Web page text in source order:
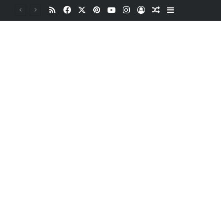
RSSFacebookPinterestYouTubeInstagramOturum aç
Rastgele Makale
Kenar